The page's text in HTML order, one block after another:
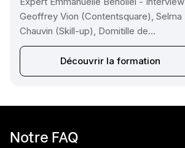
Geoffrey Vion (Contentsquare), Selma
Chauvin (Skill-up), Domitille de...
Découvrir la formation
Notre FAQ